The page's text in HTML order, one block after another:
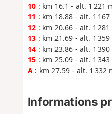
10: km 16.1 - alt. 1 221
11 : km 18.88 - alt. 1
12: km 20.66 - alt. 1
13: km 21.69 - alt. 1 359
14: km 23.86 - alt. 1 390
15: km 25.09 - alt. 1
A: km 27.59 - alt. 1 332
Informations